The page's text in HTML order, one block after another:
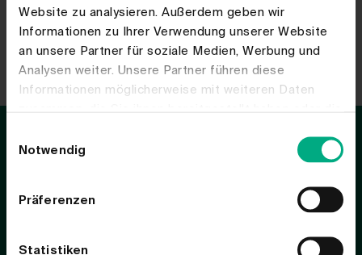
Website zu analysieren. Außerdem geben wir
Informationen zu Ihrer Verwendung unserer Website
an unsere Partner für soziale Medien, Werbung und
Analysen weiter. Unsere Partner führen diese
Informationen möglicherweise mit weiteren Daten
haben.
Notwendig
Präferenzen
Statistiken